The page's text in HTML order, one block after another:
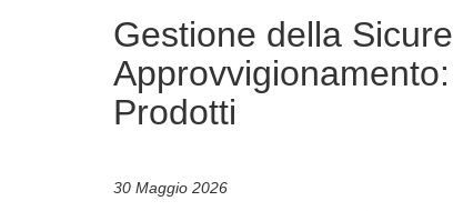
Gestione della
Prodotti
30 Maggio 2026